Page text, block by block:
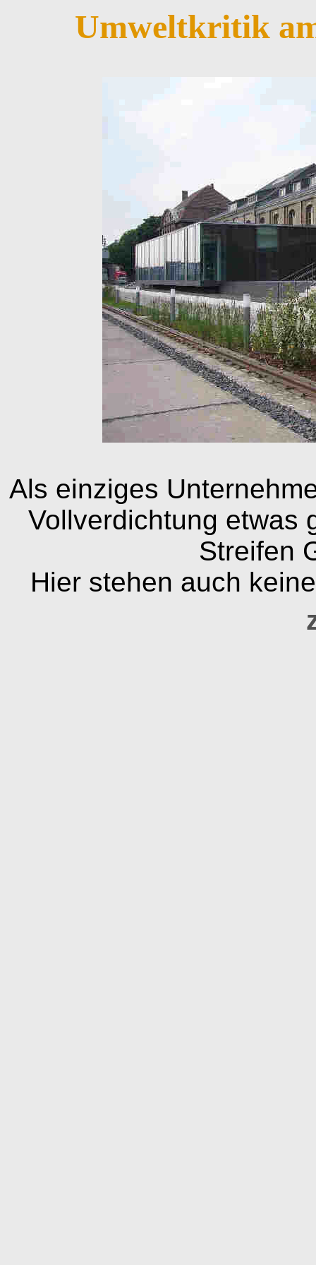
Umweltkritik
Als einziges
Vollverdichtung etwas
Streifen
Hier stehen auch